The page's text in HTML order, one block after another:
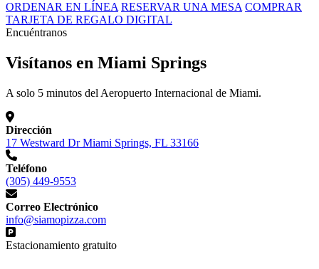
ORDENAR EN LÍNEA RESERVAR UNA MESA COMPRAR
TARJETA DE REGALO DIGITAL
Encuéntranos
Visítanos en Miami Springs
A solo 5 minutos del Aeropuerto Internacional de Miami.
Dirección
17 Westward Dr Miami Springs, FL 33166
Teléfono
(305) 449-9553
Correo Electrónico
info@siamopizza.com
Estacionamiento gratuito